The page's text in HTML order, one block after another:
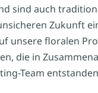
sind auch
Zukunft
unsere floralen
die in
Team